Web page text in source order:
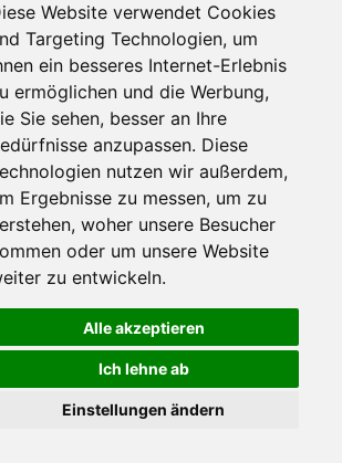
Website verwendet Cookies
Targeting Technologien, um
ein besseres Internet-Erlebnis
ermöglichen und die Werbung,
Sie sehen, besser an Ihre
anzupassen. Diese
nutzen wir außerdem,
Ergebnisse zu messen, um zu
woher unsere Besucher
oder um unsere Website
zu entwickeln.
Alle akzeptieren
Ich lehne ab
Einstellungen ändern
того, чтобы Вы могли использовать весь функционал
Вы сможете узнать подробности и, при желании,
cookies. Продолжая пользоваться сайтом, Вы
Партнерам
Инвесторам
Медиа
Facebook
Twitter
YouTube
Google+